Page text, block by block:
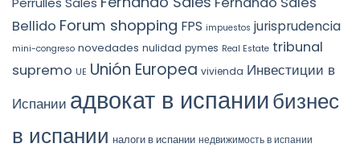
Bellido Forum shopping FPS impuestos jurisprudencia
mini-congreso novedades nulidad pymes Real Estate tribunal
supremo UE Unión Europea vivienda Инвестиции в
Испании адвокат в испаниибизнес
в испании налоги в испании недвижимость в испании